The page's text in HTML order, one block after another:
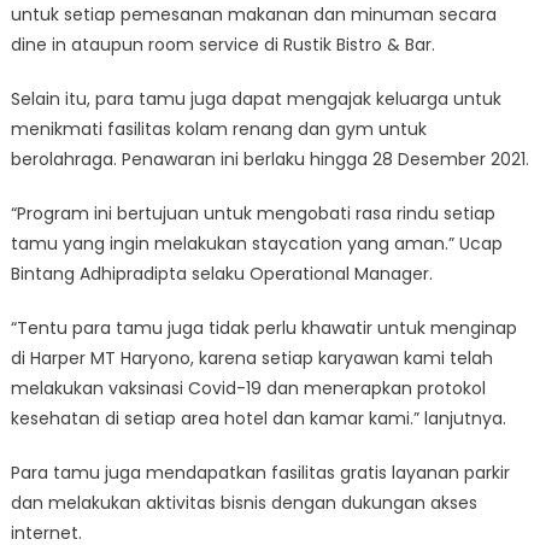
untuk setiap pemesanan makanan dan minuman secara
dine in ataupun room service di Rustik Bistro & Bar.
Selain itu, para tamu juga dapat mengajak keluarga untuk
menikmati fasilitas kolam renang dan gym untuk
berolahraga. Penawaran ini berlaku hingga 28 Desember 2021.
“Program ini bertujuan untuk mengobati rasa rindu setiap
tamu yang ingin melakukan staycation yang aman.” Ucap
Bintang Adhipradipta selaku Operational Manager.
“Tentu para tamu juga tidak perlu khawatir untuk menginap
di Harper MT Haryono, karena setiap karyawan kami telah
melakukan vaksinasi Covid-19 dan menerapkan protokol
kesehatan di setiap area hotel dan kamar kami.” lanjutnya.
Para tamu juga mendapatkan fasilitas gratis layanan parkir
dan melakukan aktivitas bisnis dengan dukungan akses
internet.